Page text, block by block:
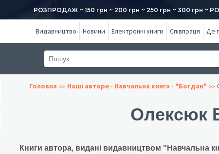
РОЗПРОДАЖ ~ 150 грн ~ 200 грн ~ 250 грн ~ 300 грн ~
Видавництво Новини Електронні книги Співпраця Де
Головна Наші автори - Навчальна книга - "Богдан"
Олексюк
Книги автора, видані видавництвом "Навчальна